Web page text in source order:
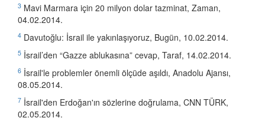
3 Mavi Marmara için 20 milyon dolar tazminat, Zaman,
04.02.2014.
4 Davutoğlu: İsrail ile yakınlaşıyoruz, Bugün, 10.02.2014.
5 İsrail’den “Gazze ablukasına” cevap, Taraf, 14.02.2014.
6 İsrail'le problemler önemli ölçüde aşıldı, Anadolu Ajansı,
08.05.2014.
7 İsrail'den Erdoğan'ın sözlerine doğrulama, CNN TÜRK,
02.05.2014.